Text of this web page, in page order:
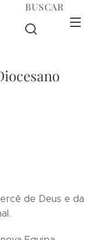
BUSCAR
de Deus e da